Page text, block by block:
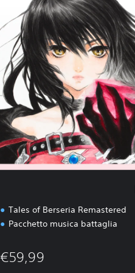
Tales of Berseria Remastered
Pacchetto musica battaglia
€59,99